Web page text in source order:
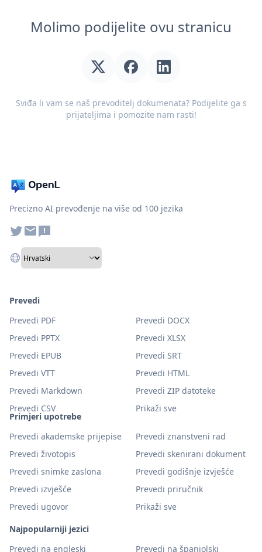
Molimo podijelite ovu stranicu
Sviđa li vam se naš prevoditelj dokumenata? Podijelite ga s
prijateljima i pomozite nam rasti!
Precizno AI prevođenje na više od 100 jezika
Primjeri upotrebe
Prevedi akademske prijepise
Prevedi znanstveni rad
Prevedi životopis
Prevedi skenirani dokument
Prevedi snimke zaslona
Prevedi godišnje izvješće
Prevedi izvješće
Prevedi priručnik
Prevedi ugovor
Prikaži sve
Najpopularniji jezici
Prevedi na engleski
Prevedi na španjolski
Prevedi
Prevedi PDF
Prevedi DOCX
Prevedi PPTX
Prevedi XLSX
Prevedi EPUB
Prevedi SRT
Prevedi VTT
Prevedi HTML
Prevedi Markdown
Prevedi ZIP datoteke
Prevedi CSV
Prikaži sve